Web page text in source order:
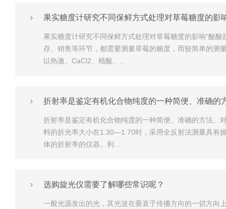
果实糖度计研究不同保鲜方式处理对草莓糖度的影
果实糖度计研究不同保鲜方式处理对草莓糖度的影响“酸
存、销售等环节，都需要测量草莓的糖度，而较简单的测
以热激、CaCl2、植酸、...
折射率是鉴定有机化合物纯度的一种简便、准确的
折射率是鉴定有机化合物纯度的一种简便、准确的方法。
料的折光率大小在1.30—1.70时，采用全反射法测量具有
体的折射率的仪器。利...
选购旋光仪需要了解哪些常识呢？
一般光源发出的光，其光波在垂直于传播方向的一切方向